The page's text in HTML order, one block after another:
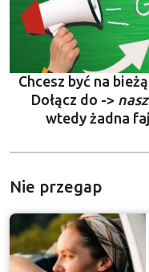
Chcesz być na
Dołącz do ->
wtedy żadna
Nie przegap